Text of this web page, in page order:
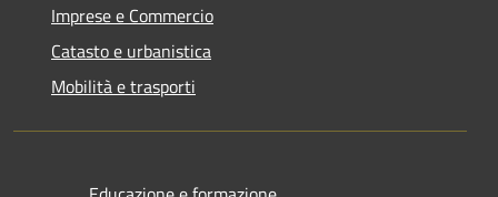
Imprese e Commercio
Catasto e urbanistica
Mobilità e trasporti